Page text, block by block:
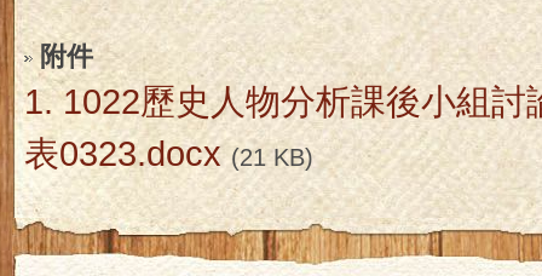
附件
1. 1022歷史人物分析課後小組討
表0323.docx (21 KB)